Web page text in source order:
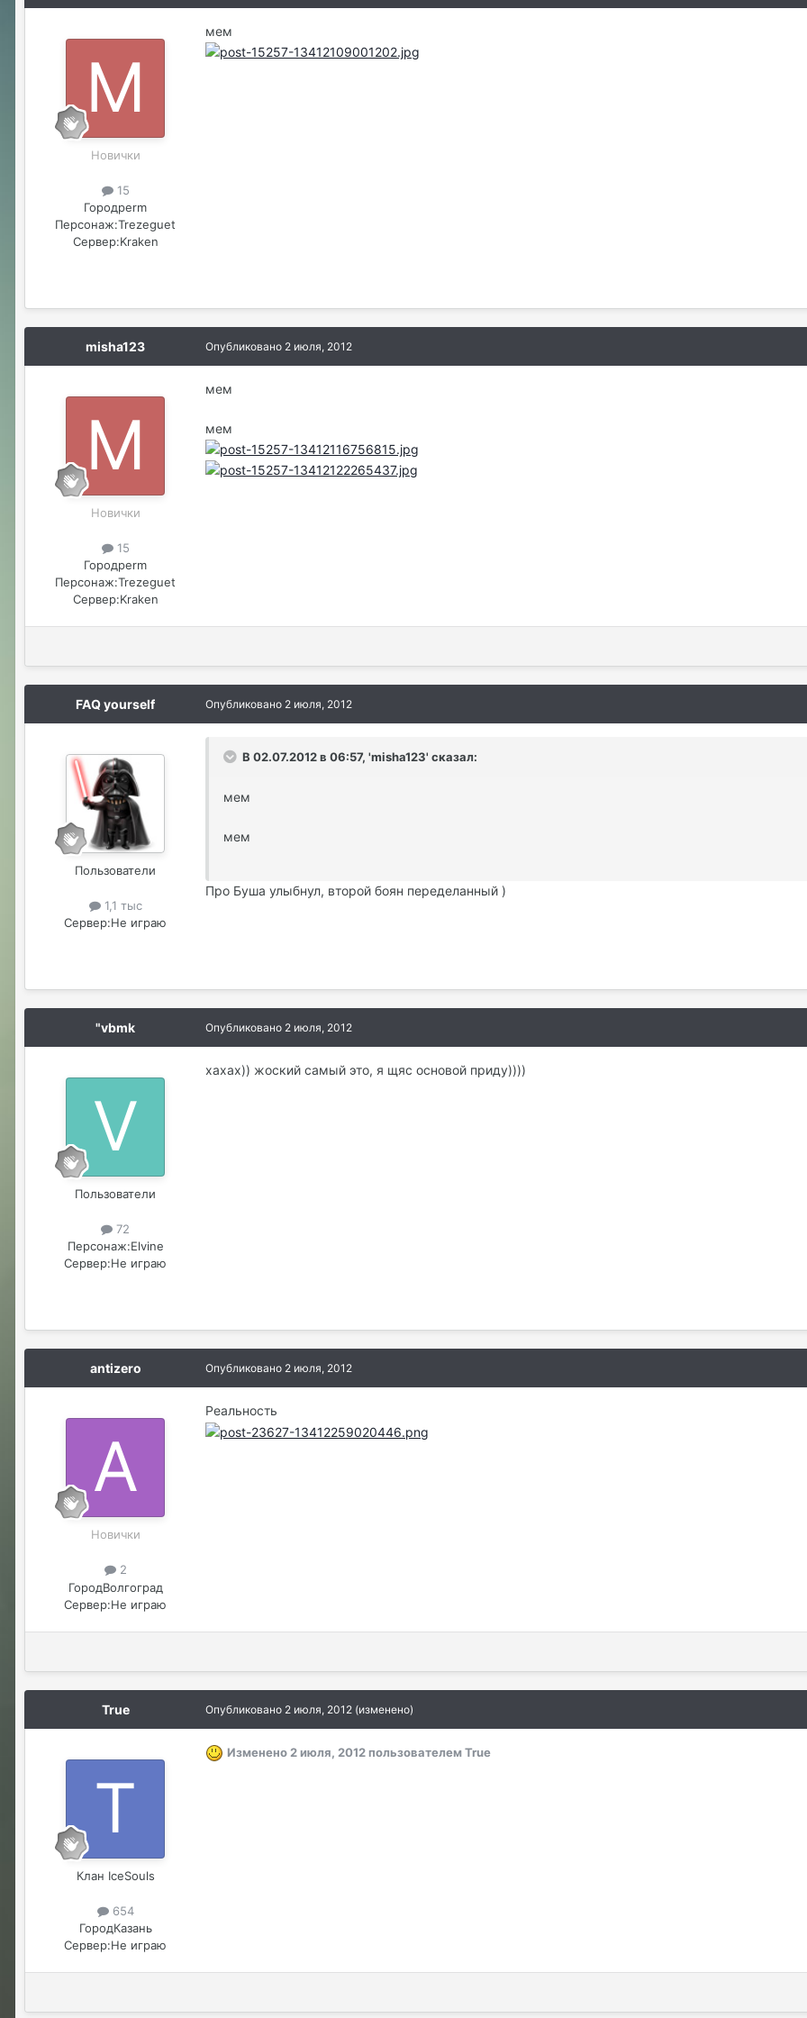
Новички
15
Городperm
Персонаж:Trezeguet
Сервер:Kraken
мем
misha123
Новички
15
Городperm
Персонаж:Trezeguet
Сервер:Kraken
Опубликовано 2 июля, 2012
мем
мем
FAQ yourself
Пользователи
1,1 тыс
Сервер:Не играю
Опубликовано 2 июля, 2012
В 02.07.2012 в 06:57, 'misha123' сказал:
мем
мем
Про Буша улыбнул, второй боян переделанный )
"vbmk
Пользователи
72
Персонаж:Elvine
Сервер:Не играю
Опубликовано 2 июля, 2012
хахах)) жоский самый это, я щяс основой приду))))
antizero
Новички
2
ГородВолгоград
Сервер:Не играю
Опубликовано 2 июля, 2012
Реальность
True
Клан IceSouls
654
ГородКазань
Сервер:Не играю
Опубликовано 2 июля, 2012 (изменено)
Изменено 2 июля, 2012пользователем True